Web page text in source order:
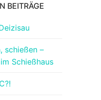
BEITRÄGE
schießen –
Schießhaus